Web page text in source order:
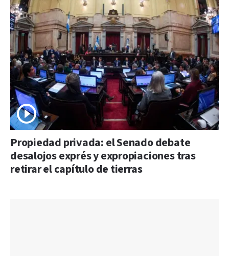
Propiedad privada: el Senado debate
desalojos exprés y expropiaciones tras
retirar el capítulo de tierras